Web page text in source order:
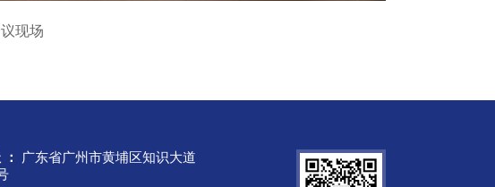
现场
广东省广州市黄埔区知识大道